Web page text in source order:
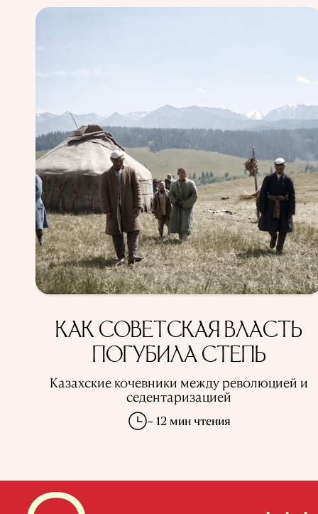
КАК СОВЕТСКАЯ ВЛАСТЬ
ПОГУБИЛА СТЕПЬ
Казахские кочевники между революцией и
седентаризацией
~ 12 мин чтения